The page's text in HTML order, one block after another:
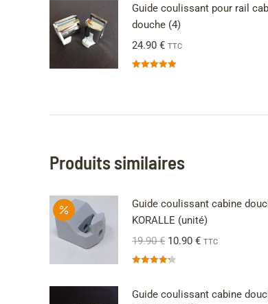
Guide coulissant pour rail
douche (4)
24.90 € TTC
Produits similaires
Guide coulissant cabine
KORALLE (unité)
19.90€ 10.90 € TTC
Guide coulissant cabine